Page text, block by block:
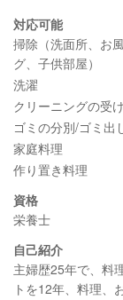
対応可能
掃除（洗面所、お
グ、子供部屋）
洗濯
クリーニングの受
ゴミの分別/ゴミ出
家庭料理
作り置き料理
資格
栄養士
自己紹介
主婦歴25年で、料
トを12年、料理、